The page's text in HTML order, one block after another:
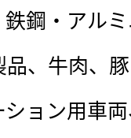
鋼・アル
、牛肉、
ョン用車